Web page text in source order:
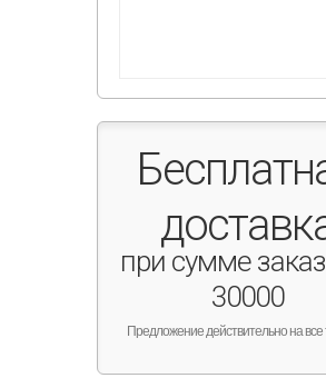
при сумме
30000
Предложение действительно на